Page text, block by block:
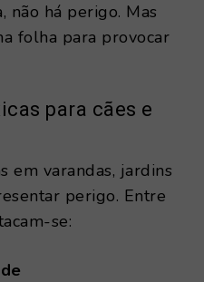
não há perigo. Mas
folha para provocar
para cães e
em varandas, jardins
perigo. Entre
se: